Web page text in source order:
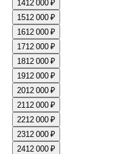
1412 000 ₽
1512 000 ₽
1612 000 ₽
1712 000 ₽
1812 000 ₽
1912 000 ₽
2012 000 ₽
2112 000 ₽
2212 000 ₽
2312 000 ₽
2412 000 ₽